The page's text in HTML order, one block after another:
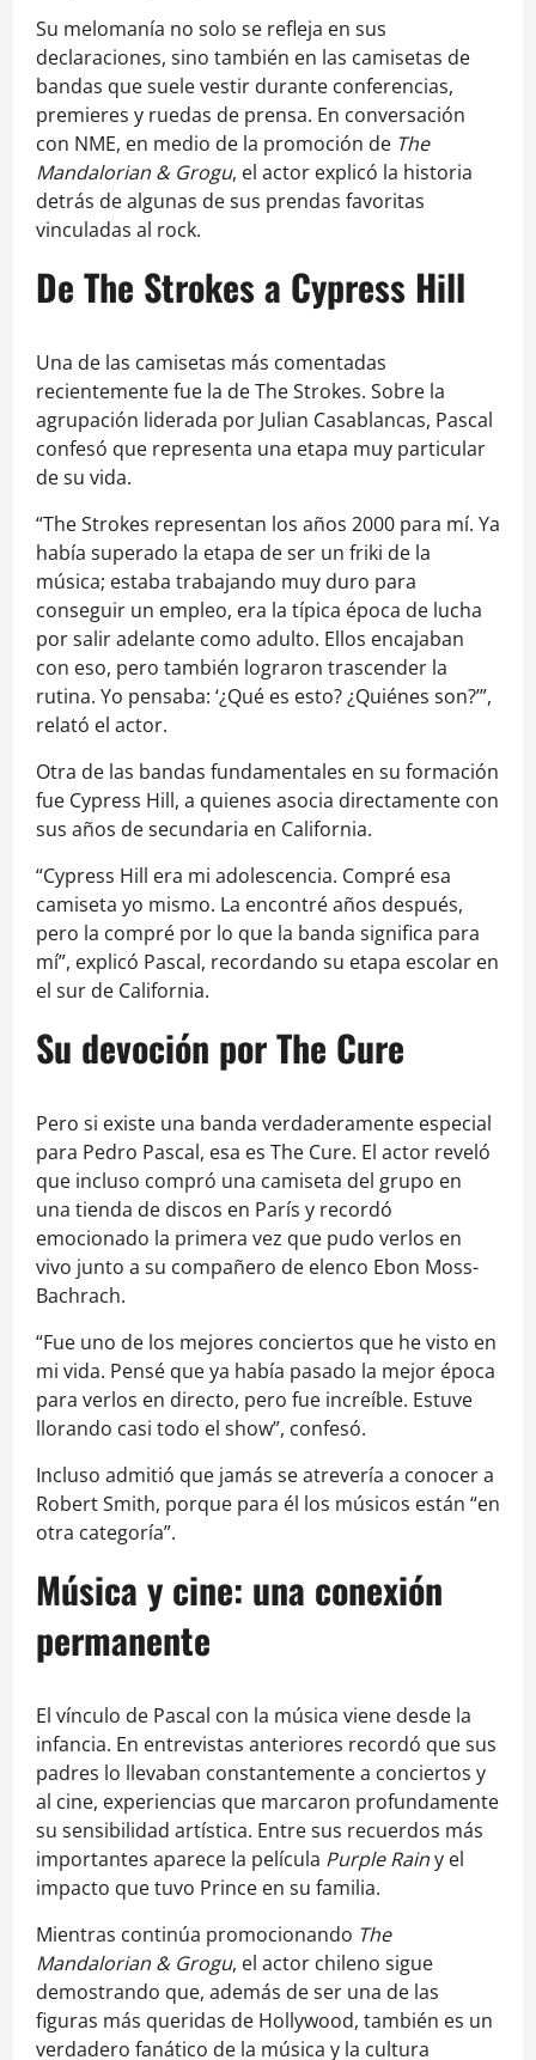
Su melomanía no solo se refleja en sus
declaraciones, sino también en las camisetas de
bandas que suele vestir durante conferencias,
premieres y ruedas de prensa. En conversación
con NME, en medio de la promoción de The
Mandalorian & Grogu, el actor explicó la historia
detrás de algunas de sus prendas favoritas
vinculadas al rock.
De The Strokes a Cypress Hill
Una de las camisetas más comentadas
recientemente fue la de The Strokes. Sobre la
agrupación liderada por Julian Casablancas, Pascal
confesó que representa una etapa muy particular
de su vida.
“The Strokes representan los años 2000 para mí. Ya
había superado la etapa de ser un friki de la
música; estaba trabajando muy duro para
conseguir un empleo, era la típica época de lucha
por salir adelante como adulto. Ellos encajaban
con eso, pero también lograron trascender la
rutina. Yo pensaba: ‘¿Qué es esto? ¿Quiénes son?’”,
relató el actor.
Otra de las bandas fundamentales en su formación
fue Cypress Hill, a quienes asocia directamente con
sus años de secundaria en California.
“Cypress Hill era mi adolescencia. Compré esa
camiseta yo mismo. La encontré años después,
pero la compré por lo que la banda significa para
mí”, explicó Pascal, recordando su etapa escolar en
el sur de California.
Su devoción por The Cure
Pero si existe una banda verdaderamente especial
para Pedro Pascal, esa es The Cure. El actor reveló
que incluso compró una camiseta del grupo en
una tienda de discos en París y recordó
emocionado la primera vez que pudo verlos en
vivo junto a su compañero de elenco Ebon Moss-
Bachrach.
“Fue uno de los mejores conciertos que he visto en
mi vida. Pensé que ya había pasado la mejor época
para verlos en directo, pero fue increíble. Estuve
llorando casi todo el show”, confesó.
Incluso admitió que jamás se atrevería a conocer a
Robert Smith, porque para él los músicos están “en
otra categoría”.
Música y cine: una conexión
permanente
El vínculo de Pascal con la música viene desde la
infancia. En entrevistas anteriores recordó que sus
padres lo llevaban constantemente a conciertos y
al cine, experiencias que marcaron profundamente
su sensibilidad artística. Entre sus recuerdos más
importantes aparece la película Purple Rainy el
impacto que tuvo Prince en su familia.
Mientras continúa promocionando The
Mandalorian & Grogu, el actor chileno sigue
demostrando que, además de ser una de las
figuras más queridas de Hollywood, también es un
verdadero fanático de la música y la cultura